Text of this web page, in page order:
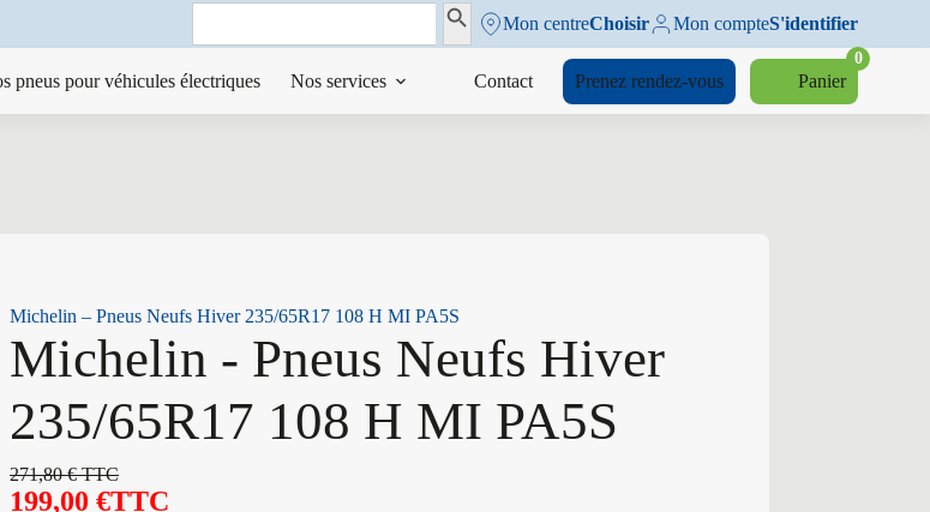
Search
Search ButtonMon centreChoisir Mon compteS'identifier
pneus pour véhicules électriques Nos services Contact Prenez rendez-vous Panier
0
Michelin – Pneus Neufs Hiver 235/65R17 108 H MI PA5S
Michelin - Pneus Neufs Hiver
235/65R17 108 H MI PA5S
271,80€TTC
199,00€TTC